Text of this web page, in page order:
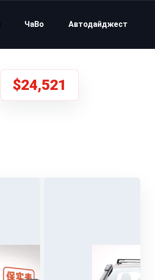
ЧаВо Автодайджест
$24,521